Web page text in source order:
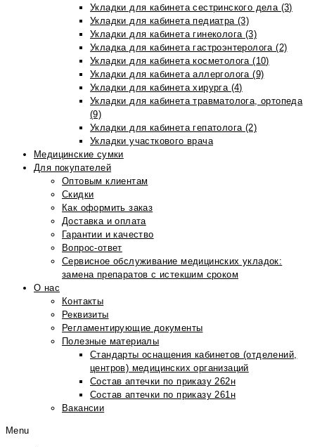
Укладки для кабинета сестринского дела (3)
Укладки для кабинета педиатра (3)
Укладки для кабинета гинеколога (3)
Укладка для кабинета гастроэнтеролога (2)
Укладки для кабинета косметолога (10)
Укладки для кабинета аллерголога (9)
Укладки для кабинета хирурга (4)
Укладки для кабинета травматолога, ортопеда
(9)
Укладки для кабинета гепатолога (2)
Укладки участкового врача
Медицинские сумки
Для покупателей
Оптовым клиентам
Скидки
Как оформить заказ
Доставка и оплата
Гарантии и качество
Вопрос-ответ
Сервисное обслуживание медицинских укладок:
замена препаратов с истекшим сроком
О нас
Контакты
Реквизиты
Регламентирующие документы
Полезные материалы
Стандарты оснащения кабинетов (отделений,
центров) медицинских организаций
Состав аптечки по приказу 262н
Состав аптечки по приказу 261н
Вакансии
Menu